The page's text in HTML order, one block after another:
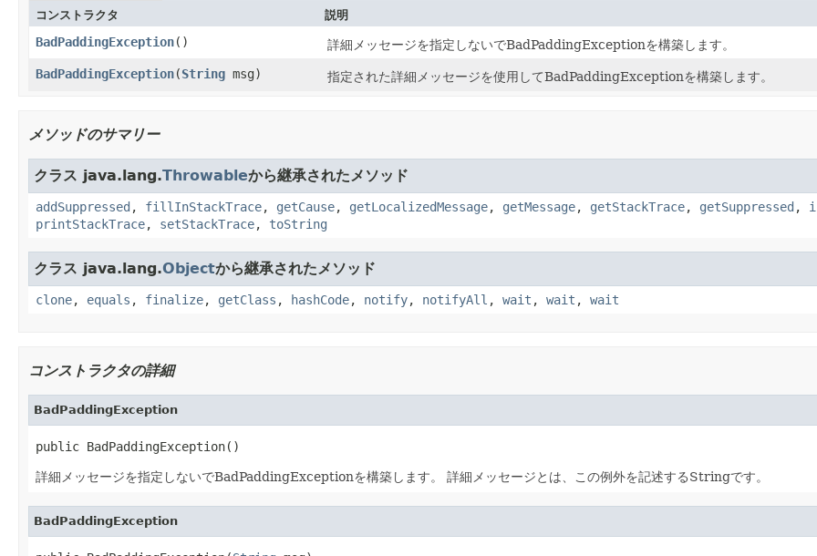
コンストラクタ 説明
BadPaddingException()
詳細メッセージを指定しないでBadPaddingExceptionを構築します。
BadPaddingException(String msg) 指定された詳細メッセージを使用してBadPaddingExceptionを構築します。
メソッドのサマリー
クラス java.lang.Throwableから継承されたメソッド
addSuppressed , fillInStackTrace, getCause, getLocalizedMessage, getMessage, getStackTrace, getSuppressed ,
printStackTrace, setStackTrace, toString
クラス java.lang.Objectから継承されたメソッド
clone, equals , finalize, getClass , hashCode, notify, notifyAll , wait , wait , wait
コンストラクタの詳細
BadPaddingException
public BadPaddingException()
詳細メッセージを指定しないでBadPaddingExceptionを構築します。 詳細メッセージとは、この例外を記述するStringです。
BadPaddingException